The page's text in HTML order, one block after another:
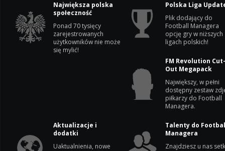
Największa polska
społeczność
Ponad 70 tysięcy
zarejestrowanych
użytkowników nie może
się mylić!
Polska Liga
Plik dodający do
Football Managera
opcję gry w niższych
ligach polskich!
FM Revolution
Out Megapack
Największy, w pełni
dostępny zestaw
piłkarzy do Football
Managera.
Aktualizacje i
dodatki
Uaktualnienia, nowe
Talenty do
Managera
Znajdziesz u nas